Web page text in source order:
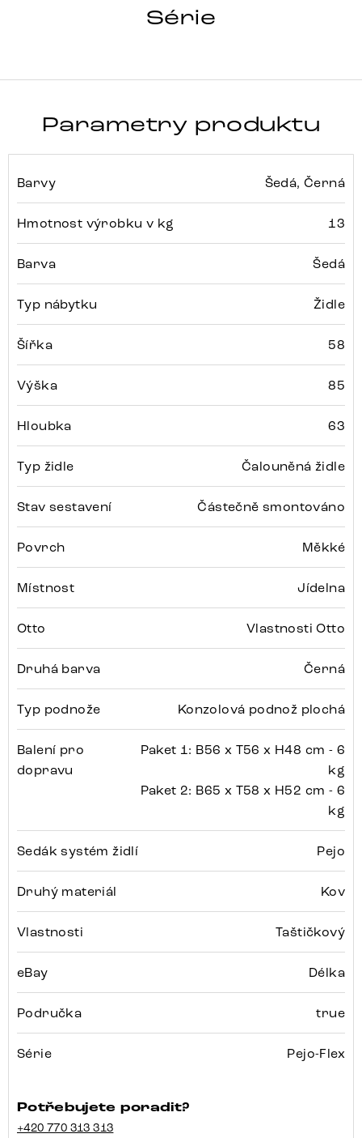
Série
PEJO-FLEX
Parametry produktu
Barvy Šedá, Černá
Hmotnost výrobku v kg 13
Barva Šedá
Typ nábytku Židle
Šířka 58
Výška 85
Hloubka 63
Typ židle Čalouněná židle
Stav sestavení Částečně smontováno
Povrch Měkké
Místnost Jídelna
Otto Vlastnosti Otto
Druhá barva Černá
Typ podnože Konzolová podnož plochá
Balení pro
dopravu
Paket 1: B56 x T56 x H48 cm - 6
kg
Paket 2: B65 x T58 x H52 cm - 6
kg
Sedák systém židlí Pejo
Druhý materiál Kov
Vlastnosti Taštičkový
eBay Délka
Područka true
Série Pejo-Flex
Potřebujete poradit?
+420 770 313 313